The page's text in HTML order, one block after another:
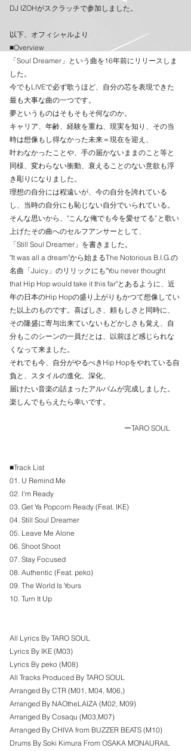
DJ IZOHがスクラッチで参加しました。
以下、オフィシャルより
■Overview
「Soul Dreamer」という曲を16年前にリリースしま
した。
今でもLIVEで必ず歌うほど、自分の芯を表現できた
最も大事な曲の一つです。
夢というものはそもそもそ何なのか。
キャリア、年齢、経験を重ね、現実を知り、その当
時は想像もし得なかった未来＝現在を迎え、
叶わなかったことや、手の届かないままのこと等と
同様、変わらない衝動、衰えることのない意欲も浮
き彫りになりました。
理想の自分には程遠いが、今の自分を誇れている
し、当時の自分にも恥じない自分でいられている。
そんな思いから、"こんな俺でも今を愛せてる”と歌い
上げたその曲へのセルフアンサーとして、
「Still Soul Dreamer」を書きました。
"It was all a dream"から始まるThe Notorious B.I.G.の
名曲「Juicy」のリリックにも"You never thought
that Hip Hop would take it this far"とあるように、近
年の日本のHip Hopの盛り上がりもかつて想像してい
た以上のものです。喜ばしさ、頼もしさと同時に、
その隆盛に寄与出来ていないもどかしさも覚え、自
分もこのシーンの一員だとは、以前ほど感じられな
くなって来ました。
それでも今、自分がやるべきHip Hopをやれている自
負と、スタイルの進化、深化、
届けたい音楽の詰まったアルバムが完成しました。
楽しんでもらえたら幸いです。
ーTARO SOUL
■Track List
01. U Remind Me
02. I'm Ready
03. Get Ya Popcorn Ready (Feat. IKE)
04. Still Soul Dreamer
05. Leave Me Alone
06. Shoot Shoot
07. Stay Focused
08. Authentic (Feat. peko)
09. The World Is Yours
10. Turn It Up
All Lyrics By TARO SOUL
Lyrics By IKE (M03)
Lyrics By peko (M08)
All Tracks Produced By TARO SOUL
Arranged By CTR (M01, M04, M06,)
Arranged By NAOtheLAIZA (M02, M09)
Arranged By Cosaqu (M03,M07)
Arranged By CHIVA from BUZZER BEATS (M10)
Drums By Soki Kimura From OSAKA MONAURAIL